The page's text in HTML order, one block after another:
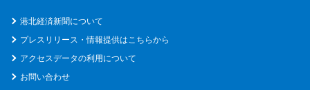
港北経済新聞について
プレスリリース・情報提供はこちらから
アクセスデータの利用について
お問い合わせ